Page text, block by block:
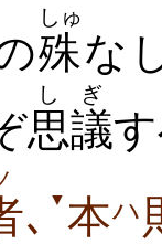
殊
しゅ
な
思議
しぎ
､ ▼ 本ハ